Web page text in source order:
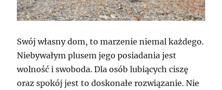
Swój własny dom, to marzenie niemal każdego.
Niebywałym plusem jego posiadania jest
wolność i swoboda. Dla osób lubiących ciszę
oraz spokój jest to doskonałe rozwiązanie. Nie